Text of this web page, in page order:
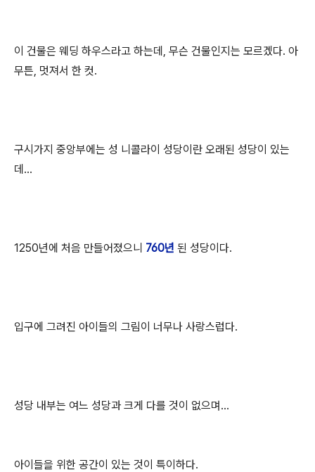
이 건물은 웨딩 하우스라고 하는데, 무슨 건물인지는 모르겠다. 아
무튼, 멋져서 한 컷.
구시가지 중앙부에는 성 니콜라이 성당이란 오래된 성당이 있는
데...
1250년에 처음 만들어졌으니 760년 된 성당이다.
입구에 그려진 아이들의 그림이 너무나 사랑스럽다.
성당 내부는 여느 성당과 크게 다를 것이 없으며...
아이들을 위한 공간이 있는 것이 특이하다.